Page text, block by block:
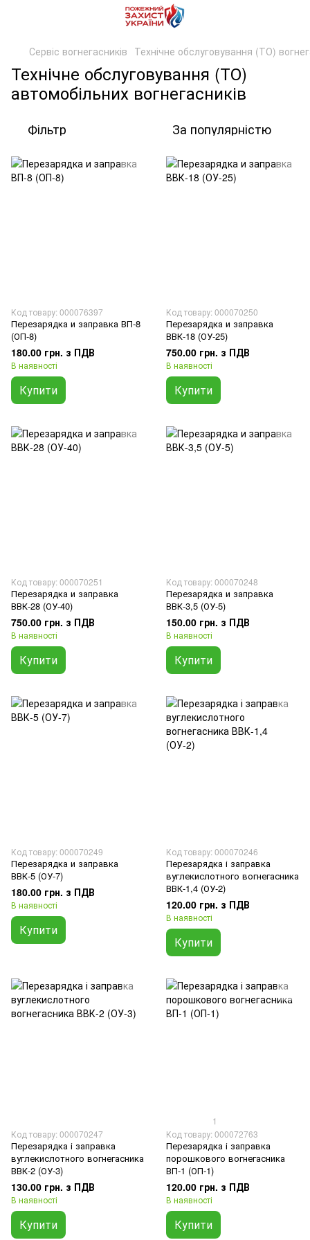
Сервіс вогнегасників Технічне обслуговування (ТО)
Технічне обслуговування (ТО)
автомобільних вогнегасників
Фільтр За популярністю
Код товару: 000076397
Перезарядка и заправка ВП-8
(ОП-8)
180.00 грн. з ПДВ
В наявності
Купити
Код товару: 000070250
Перезарядка и заправка
ВВК-18 (ОУ-25)
750.00 грн. з ПДВ
В наявності
Купити
Код товару: 000070251
Перезарядка и заправка
ВВК-28 (ОУ-40)
750.00 грн. з ПДВ
В наявності
Купити
Код товару: 000070248
Перезарядка и заправка
ВВК-3,5 (ОУ-5)
150.00 грн. з ПДВ
В наявності
Купити
Код товару: 000070249
Перезарядка и заправка
ВВК-5 (ОУ-7)
180.00 грн. з ПДВ
В наявності
Купити
Код товару: 000070246
Перезарядка і заправка
вуглекислотного вогнегасника
ВВК-1,4 (ОУ-2)
120.00 грн. з ПДВ
В наявності
Купити
Код товару: 000070247
Перезарядка і заправка
вуглекислотного вогнегасника
ВВК-2 (ОУ-3)
130.00 грн. з ПДВ
В наявності
Купити
1
Код товару: 000072763
Перезарядка і заправка
порошкового вогнегасника
ВП-1 (ОП-1)
120.00 грн. з ПДВ
В наявності
Купити